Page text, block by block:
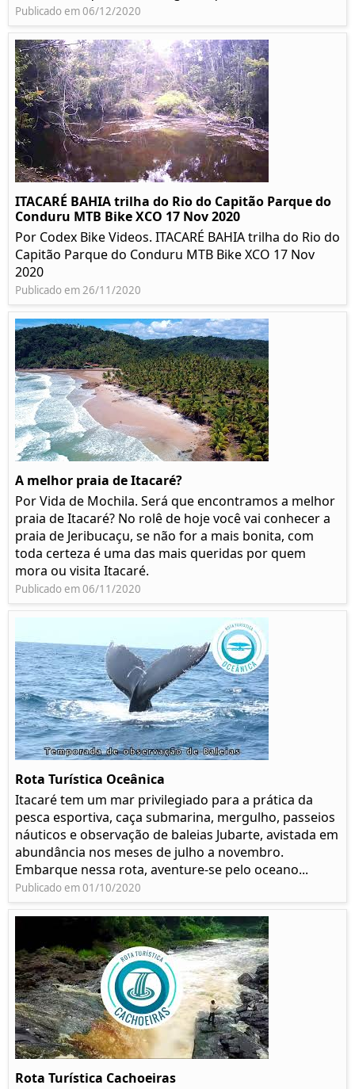
Publicado em 06/12/2020
ITACARÉ BAHIA trilha do Rio do Capitão Parque do
Conduru MTB Bike XCO 17 Nov 2020
Por Codex Bike Videos. ITACARÉ BAHIA trilha do Rio do
Capitão Parque do Conduru MTB Bike XCO 17 Nov
2020
Publicado em 26/11/2020
A melhor praia de Itacaré?
Por Vida de Mochila. Será que encontramos a melhor
praia de Itacaré? No rolê de hoje você vai conhecer a
praia de Jeribucaçu, se não for a mais bonita, com
toda certeza é uma das mais queridas por quem
mora ou visita Itacaré.
Publicado em 06/11/2020
Rota Turística Oceânica
Itacaré tem um mar privilegiado para a prática da
pesca esportiva, caça submarina, mergulho, passeios
náuticos e observação de baleias Jubarte, avistada em
abundância nos meses de julho a novembro.
Embarque nessa rota, aventure-se pelo oceano...
Publicado em 01/10/2020
Rota Turística Cachoeiras